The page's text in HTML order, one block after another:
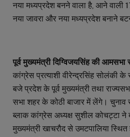
नया मध्यप्रदेश बनने वाला है, आने वाली
नया जावरा और नया मध्यप्रदेश बनाने
पूर्व मुख्यमंत्री दिग्विजयसिंह की आमसभा
कांग्रेस प्रत्याशी वीरेन्द्रसिंह सोलंकी के
बजे प्रदेश के पूर्व मुख्यमंत्री तथा
सभा शहर के कोठी बाजार में लेंगे। चुनाव
ब्लाक कांग्रेस अध्यक्ष सुशील कोचट्टा ने
मुख्यमंत्री खाचरौद से उमटपालिया